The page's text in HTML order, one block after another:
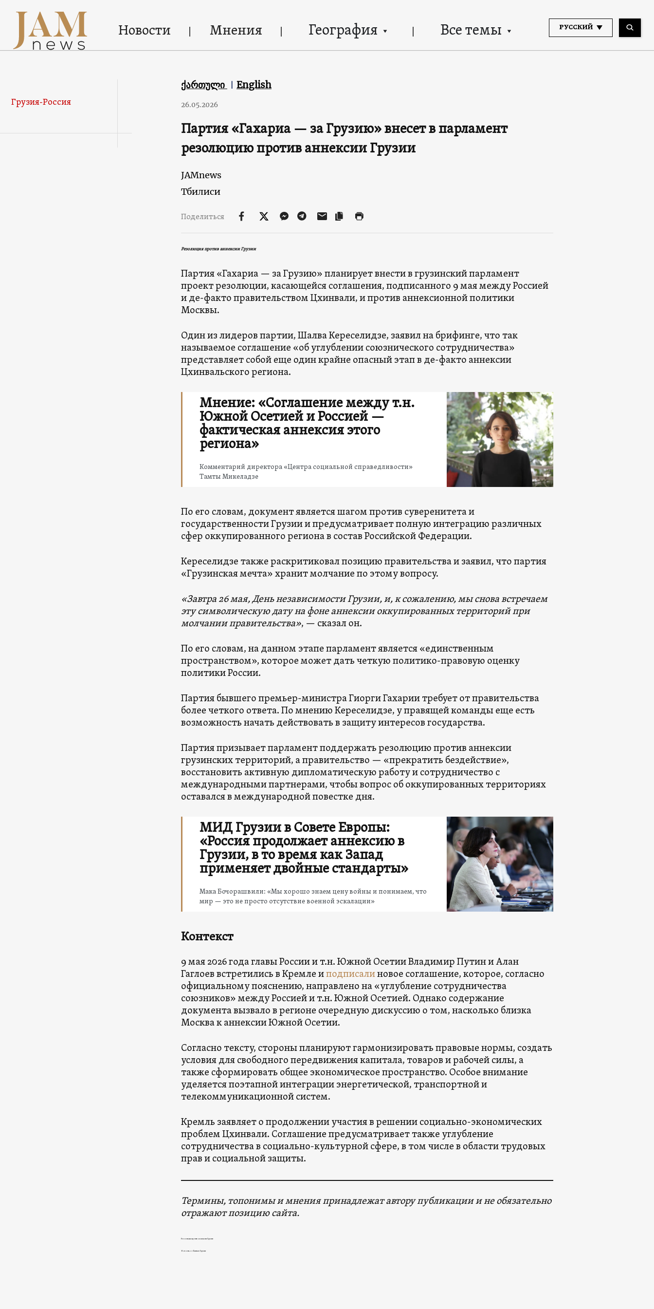
Новости Мнения География Все темы РУССКИЙ
Грузия-Россия
ქართული English
26.05.2026
Партия «Гахариа — за Грузию» внесет в парламент
резолюцию против аннексии Грузии
JAMnews
Тбилиси
Поделиться
Резолюция против аннексии Грузии
Партия «Гахариа — за Грузию» планирует внести в грузинский парламент
проект резолюции, касающейся соглашения, подписанного 9 мая между Россией
и де-факто правительством Цхинвали, и против аннексионной политики
Москвы.
Один из лидеров партии, Шалва Кереселидзе, заявил на брифинге, что так
называемое соглашение «об углублении союзнического сотрудничества»
представляет собой еще один крайне опасный этап в де-факто аннексии
Цхинвальского региона.
Мнение: «Соглашение между т.н.
Южной Осетией и Россией —
фактическая аннексия этого
региона»
Комментарий директора «Центра социальной справедливости»
Тамты Микеладзе
По его словам, документ является шагом против суверенитета и
государственности Грузии и предусматривает полную интеграцию различных
сфер оккупированного региона в состав Российской Федерации.
Кереселидзе также раскритиковал позицию правительства и заявил, что партия
«Грузинская мечта» хранит молчание по этому вопросу.
«Завтра 26 мая, День независимости Грузии, и, к сожалению, мы снова встречаем
эту символическую дату на фоне аннексии оккупированных территорий при
молчании правительства», — сказал он.
По его словам, на данном этапе парламент является «единственным
пространством», которое может дать четкую политико-правовую оценку
политики России.
Партия бывшего премьер-министра Гиорги Гахарии требует от правительства
более четкого ответа. По мнению Кереселидзе, у правящей команды еще есть
возможность начать действовать в защиту интересов государства.
Партия призывает парламент поддержать резолюцию против аннексии
грузинских территорий, а правительство — «прекратить бездействие»,
восстановить активную дипломатическую работу и сотрудничество с
международными партнерами, чтобы вопрос об оккупированных территориях
оставался в международной повестке дня.
МИД Грузии в Совете Европы:
«Россия продолжает аннексию в
Грузии, в то время как Запад
применяет двойные стандарты»
Мака Бочорашвили: «Мы хорошо знаем цену войны и понимаем, что
мир — это не просто отсутствие военной эскалации»
Контекст
9 мая 2026 года главы России и т.н. Южной Осетии Владимир Путин и Алан
Гаглоев встретились в Кремле иподписалиновое соглашение, которое, согласно
официальному пояснению, направлено на «углубление сотрудничества
союзников» между Россией и т.н. Южной Осетией. Однако содержание
документа вызвало в регионе очередную дискуссию о том, насколько близка
Москва к аннексии Южной Осетии.
Согласно тексту, стороны планируют гармонизировать правовые нормы, создать
условия для свободного передвижения капитала, товаров и рабочей силы, а
также сформировать общее экономическое пространство. Особое внимание
уделяется поэтапной интеграции энергетической, транспортной и
телекоммуникационной систем.
Кремль заявляет о продолжении участия в решении социально-экономических
проблем Цхинвали. Соглашение предусматривает также углубление
сотрудничества в социально-культурной сфере, в том числе в области трудовых
прав и социальной защиты.
Термины, топонимы и мнения принадлежат автору публикации и не обязательно
отражают позицию сайта.
Резолюция против аннексии Грузии
Новости, события в Грузии